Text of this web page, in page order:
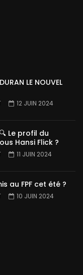
LE NOUVEL
12 JUIN 2024
🔍 Le profil du
Hansi Flick ?
11 JUIN 2024
au FPF cet été ?
10 JUIN 2024